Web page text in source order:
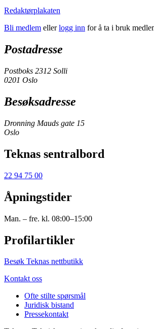
Redaktørplakaten
Bli medlem ellerlogg inn for å ta i bruk
Postadresse
Postboks 2312 Solli
0201 Oslo
Besøksadresse
Dronning Mauds gate 15
Oslo
Teknas sentralbord
22 94 75 00
Åpningstider
Man. – fre. kl. 08:00–15:00
Profilartikler
Besøk Teknas nettbutikk
Kontakt oss
Ofte stilte spørsmål
Juridisk bistand
Pressekontakt